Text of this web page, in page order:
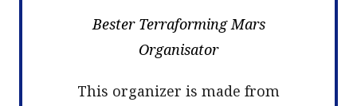
Bester Terraforming Mars
Organisator
This organizer is made from